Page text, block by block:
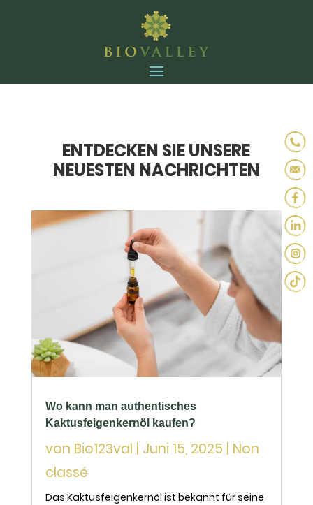
ENTDECKEN SIE UNSERE
NEUESTEN NACHRICHTEN
Wo kann man authentisches
Kaktusfeigenkernöl kaufen?
von Bio123val | Juni 15, 2025 | Non
classé
Das Kaktusfeigenkernöl ist bekannt für seine